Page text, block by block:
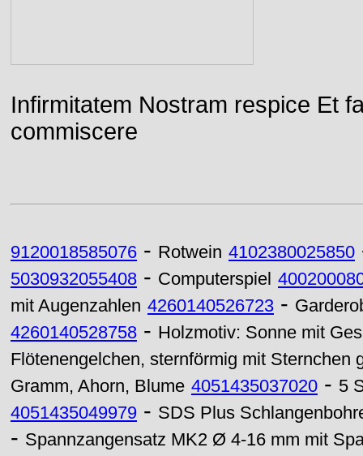
Infirmitatem Nostram respice Et
commiscere
9120018585076 - Rotwein 4102380025850
5030932055408 - Computerspiel
mit Augenzahlen 4260140526723 -
4260140528758 - Holzmotiv: Sonne mit
Flötenengelchen, sternförmig mit Sternchen
Gramm, Ahorn, Blume 4051435037020 - 5
4051435049979 - SDS Plus
- Spannzangensatz MK2 Ø 4-16 mm mit